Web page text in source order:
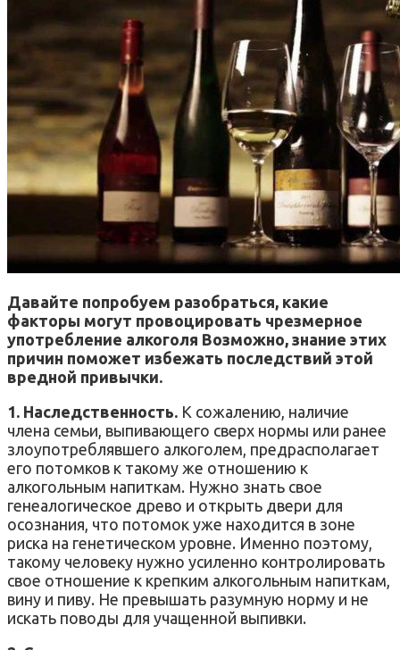
Давайте попробуем разобраться, какие
факторы могут провоцировать чрезмерное
употребление алкоголя Возможно, знание этих
причин поможет избежать последствий этой
вредной привычки.
1. Наследственность. К сожалению, наличие
члена семьи, выпивающего сверх нормы или ранее
злоупотреблявшего алкоголем, предрасполагает
его потомков к такому же отношению к
алкогольным напиткам. Нужно знать свое
генеалогическое древо и открыть двери для
осознания, что потомок уже находится в зоне
риска на генетическом уровне. Именно поэтому,
такому человеку нужно усиленно контролировать
свое отношение к крепким алкогольным напиткам,
вину и пиву. Не превышать разумную норму и не
искать поводы для учащенной выпивки.